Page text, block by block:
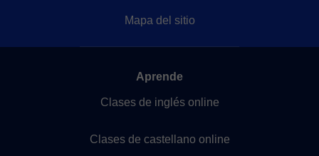
Mapa del sitio
Aprende
Clases de inglés online
Clases de castellano online